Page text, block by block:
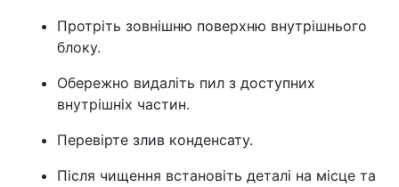
Протріть зовнішню поверхню внутрішнього
блоку.
Обережно видаліть пил з доступних
внутрішніх частин.
Перевірте злив конденсату.
Після чищення встановіть деталі на місце та